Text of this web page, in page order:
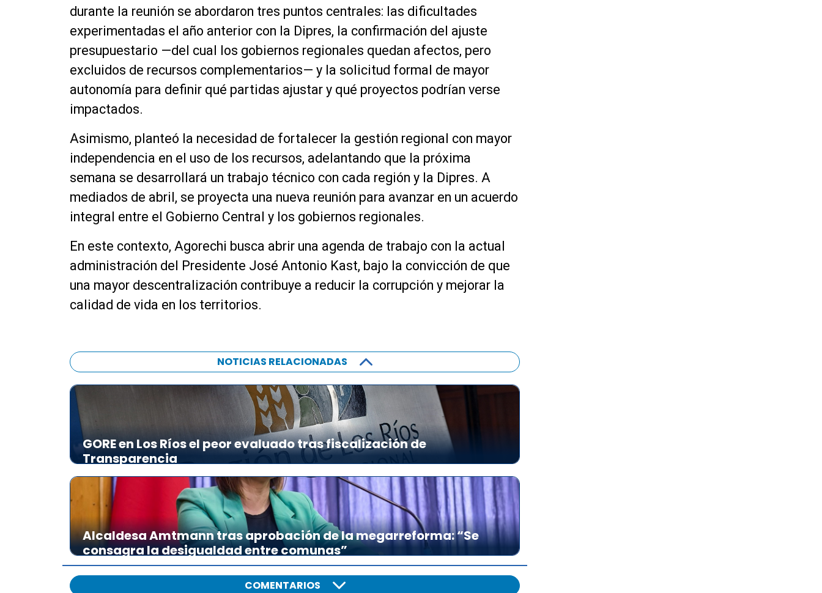
durante la reunión se abordaron tres puntos centrales: las dificultades
experimentadas el año anterior con la Dipres, la confirmación del ajuste
presupuestario —del cual los gobiernos regionales quedan afectos, pero
excluidos de recursos complementarios— y la solicitud formal de mayor
autonomía para definir qué partidas ajustar y qué proyectos podrían verse
impactados.
Asimismo, planteó la necesidad de fortalecer la gestión regional con mayor
independencia en el uso de los recursos, adelantando que la próxima
semana se desarrollará un trabajo técnico con cada región y la Dipres. A
mediados de abril, se proyecta una nueva reunión para avanzar en un acuerdo
integral entre el Gobierno Central y los gobiernos regionales.
En este contexto, Agorechi busca abrir una agenda de trabajo con la actual
administración del Presidente José Antonio Kast, bajo la convicción de que
una mayor descentralización contribuye a reducir la corrupción y mejorar la
calidad de vida en los territorios.
NOTICIAS RELACIONADAS
GORE en Los Ríos el peor evaluado tras fiscalización de
Transparencia
Alcaldesa Amtmann tras aprobación de la megarreforma: “Se
consagra la desigualdad entre comunas”
COMENTARIOS